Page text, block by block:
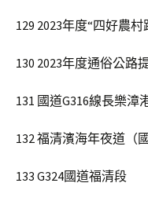
129 2023年度“四好農
130 2023年度通俗公路
131 國道G316線長樂漳
132 福清濱海年夜道（國
133 G324國道福清段